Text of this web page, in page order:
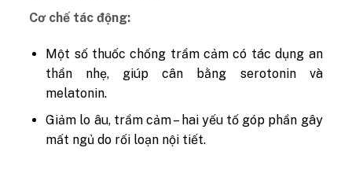
Cơ chế tác động:
Một số thuốc chống trầm cảm có tác dụng an
thần nhẹ, giúp cân bằng serotonin và
melatonin.
Giảm lo âu, trầm cảm – hai yếu tố góp phần gây
mất ngủ do rối loạn nội tiết.